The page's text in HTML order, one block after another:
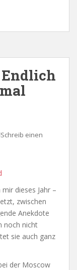
Endlich
Schreib einen
dieses Jahr –
zwischen
Anekdote
noch nicht
sie auch ganz
der Moscow